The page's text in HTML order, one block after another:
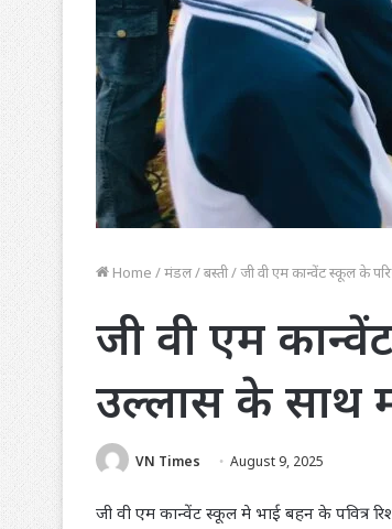
Home /मंडल/बस्ती/जी वी एम कान्वेंट स्कूल के
जी वी एम
उल्लास के साथ
VN Times August 9, 2025
जी वी एम कान्वेंट स्कूल मे भाई बहन के पवित्र